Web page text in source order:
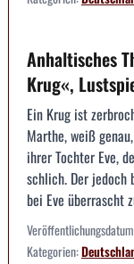
Anhaltisches
Krug«,
Ein Krug ist
Marthe, weiß
ihrer Tochter Eve,
schlich. Der jedoch
bei Eve überrascht
Kategorien: